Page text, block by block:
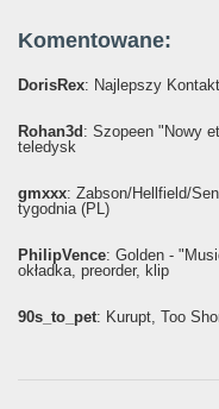
Komentowane:
DorisRex: Najlepszy
Rohan3d : Szopeen "Nowy
teledysk
gmxxx: Żabson/Hellfield/
tygodnia (PL)
PhilipVence: Golden -
okładka, preorder, klip
90s_to_pet: Kurupt, Too